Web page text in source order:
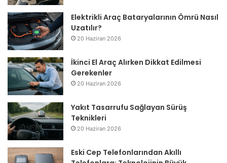
Elektrikli Araç Bataryalarının Ömrü Nasıl
Uzatılır?
20 Haziran 2026
İkinci El Araç Alırken Dikkat Edilmesi
Gerekenler
20 Haziran 2026
Yakıt Tasarrufu Sağlayan Sürüş
Teknikleri
20 Haziran 2026
Eski Cep Telefonlarından Akıllı